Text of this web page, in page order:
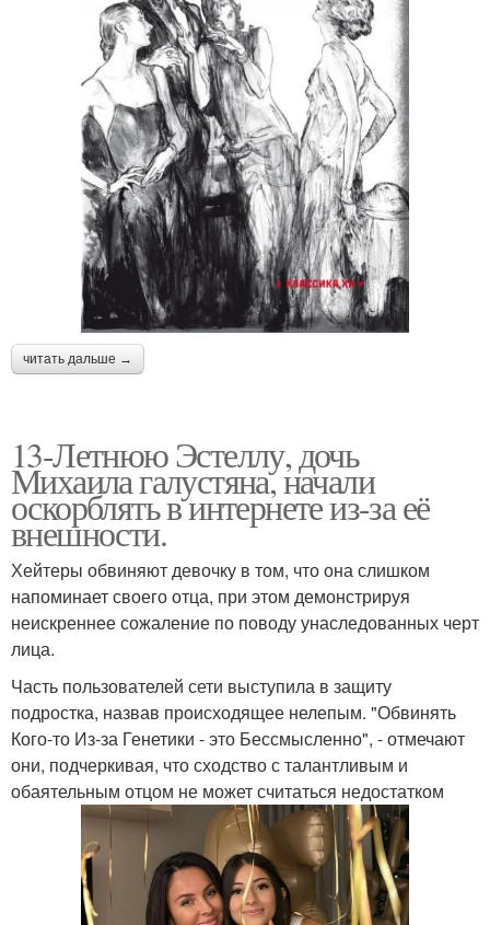
читать дальше →
13-Летнюю Эстеллу, дочь
Михаила галустяна, начали
оскорблять в интернете из-за её
внешности.
Хейтеры обвиняют девочку в том, что она слишком
напоминает своего отца, при этом демонстрируя
неискреннее сожаление по поводу унаследованных черт
лица.
Часть пользователей сети выступила в защиту
подростка, назвав происходящее нелепым. "Обвинять
Кого-то Из-за Генетики - это Бессмысленно", - отмечают
они, подчеркивая, что сходство с талантливым и
обаятельным отцом не может считаться недостатком